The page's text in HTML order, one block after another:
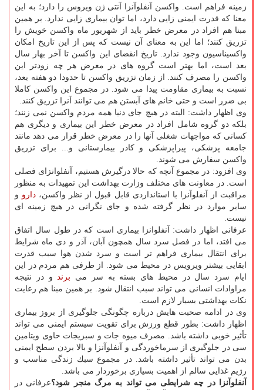
زمینه فراهم است. واكسن آنفلوآنزا آنتی ژن ویروس را دارد؛ به این
معنا كه قدرت ایمنی زایی دارد، اما توان بیماری زایی ندارد. بر همین
مبنا هم افراد در معرض خطر باید از شهریور ماه واكسن خویش را
تزریق كنند؛ اما این به معنای آن نیست كه پس از این تاریخ امكان
واكسیناسیون وجود ندارد. تاریخ انقضای این واكسن تا آخر بهار سال
بعد است، اما بهتر است گروه های در معرض هر چه زودتر این
واكسن را مصرف كنند. از زمان تزریق واكسن تا حدودا دو هفته بعد،
نسبت به بیماری مقاومت پیدا می شود. در مجموع این واكسن كاملا
بی ضرر است و حتی خانم های آبستن هم می توانند آنرا تزریق كنند.
وی اظهار داشت: البته در هیچ جای دنیا همه مردم واكسن نمی زنند؛
بلكه دو گروه شامل افراد در معرض خطر این بیماری و دیگری هم
كسانی كه مواجهات شغلی آنها را در معرض خطر قرار می دهد مانند
جامعه پزشكی، پیراپزشكی و كادر بیمارستانی و... برای تزریق
واكسن سفارش می شوند.
وی افزود: در مجموع آنچه كه حالا درگیرش هستیم، آنفلوانزای فصلی
است. در معاونت های مختلف وزارت بهداشت این تمهیدات به منظور
مراقبت از آنفلوآنزا با استانداردی قابل قبول از نظر واكسن، دارو و
سایر موارد در نظر گرفته شده و جای نگرانی در هیچ زمینه ای
نیست.
عرفانی اظهار داشت: آنفلوانزا بیماری است كه در طول سال اتفاق
می افتد، اما در فصل سرد سال همچون آبان، آذر و دی ماه شرایط
برای انتقال بیماری فراهم تر است و سرد شدن هوا سبب قدرت
ابقایی بیشتر ویرویس در محیط می شود. از طرفی هم مردم در این
ایام سرد سال در محیط های بسته به سر می برند
و در نتیجه
مراوادات انسانی می تواند سبب انتقال شود. بر همین مبنا هم رعایت
نكات بهداشتی بسیار لازم است.
وی در ادامه صحبت هایش درباره چگونگی جلوگیری از بروز بیماری
اظهار داشت: بطور قطع ورزش برای تقویت سیستم ایمنی می تواند
تأثیر خوبی داشته باشد. مصرف میوه جات و سبزیجات حاوی ویتامین
سی در جلوگیری از سرماخوردگی و آنفلوآنزا و بالا بردن سطح ایمنی
بدن می تواند تأثیر داشته باشد. در مجموع سبك زندگی مناسب و
رژیم غذایی سالم از اهمیت بسیاری برخوردار می باشد.
آنفلوآنزا در چه شرایطی می تواند به مرگ منجر شود؟عرفانی در